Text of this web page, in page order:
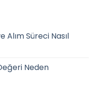
Alım Süreci Nasıl
Neden